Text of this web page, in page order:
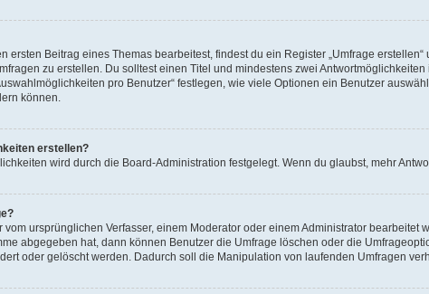
ersten Beitrag eines Themas bearbeitest, findest du ein Register „Umfrage
zu erstellen. Du solltest einen Titel und mindestens zwei
pro Benutzer“ festlegen, wie viele Optionen ein Benutzer
können.
erstellen?
wird durch die Board-Administration festgelegt. Wenn du glaubst, mehr
ursprünglichen Verfasser, einem Moderator oder einem Administrator
abgegeben hat, dann können Benutzer die Umfrage löschen oder die
oder gelöscht werden. Dadurch soll die Manipulation von laufenden Umfragen